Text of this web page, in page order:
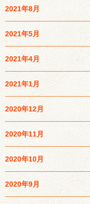
2021年8月
2021年5月
2021年4月
2021年1月
2020年12月
2020年11月
2020年10月
2020年9月